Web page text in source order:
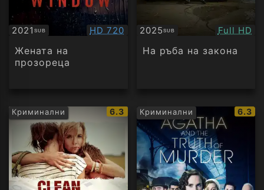
2021SUB
Субтитри Качество:
HD 720
Жената на
прозореца
2025SUB
Субтитри Full HD
На ръба на закона
Криминални
IMDb
рейтинг:
6.3 Криминални
IMDb
6.3